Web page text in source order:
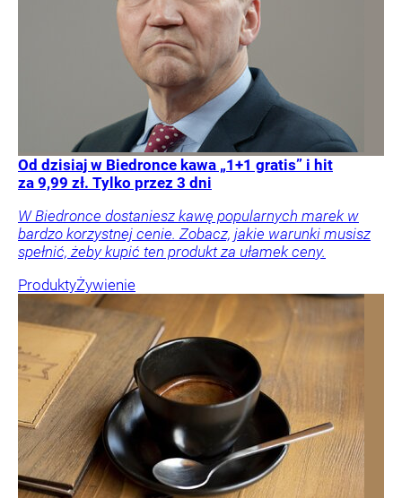
Od dzisiaj w Biedronce kawa „1+1 gratis” i hit
za 9,99 zł. Tylko przez 3 dni
W Biedronce dostaniesz kawę popularnych marek w
bardzo korzystnej cenie. Zobacz, jakie warunki musisz
spełnić, żeby kupić ten produkt za ułamek ceny.
ProduktyŻywienie